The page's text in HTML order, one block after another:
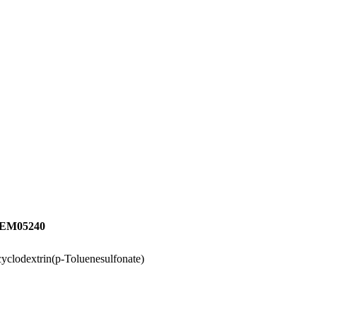
Toluenesulfonate)